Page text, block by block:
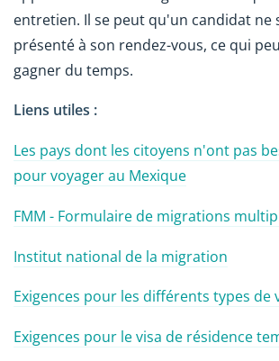
entretien. Il se peut qu'un candidat ne
présenté à son rendez-vous, ce qui
gagner du temps.
Liens utiles :
Les pays dont les citoyens n'ont pas
pour voyager au Mexique
FMM - Formulaire de migrations
Institut national de la migration
Exigences pour les différents types de
Exigences pour le visa de résidence